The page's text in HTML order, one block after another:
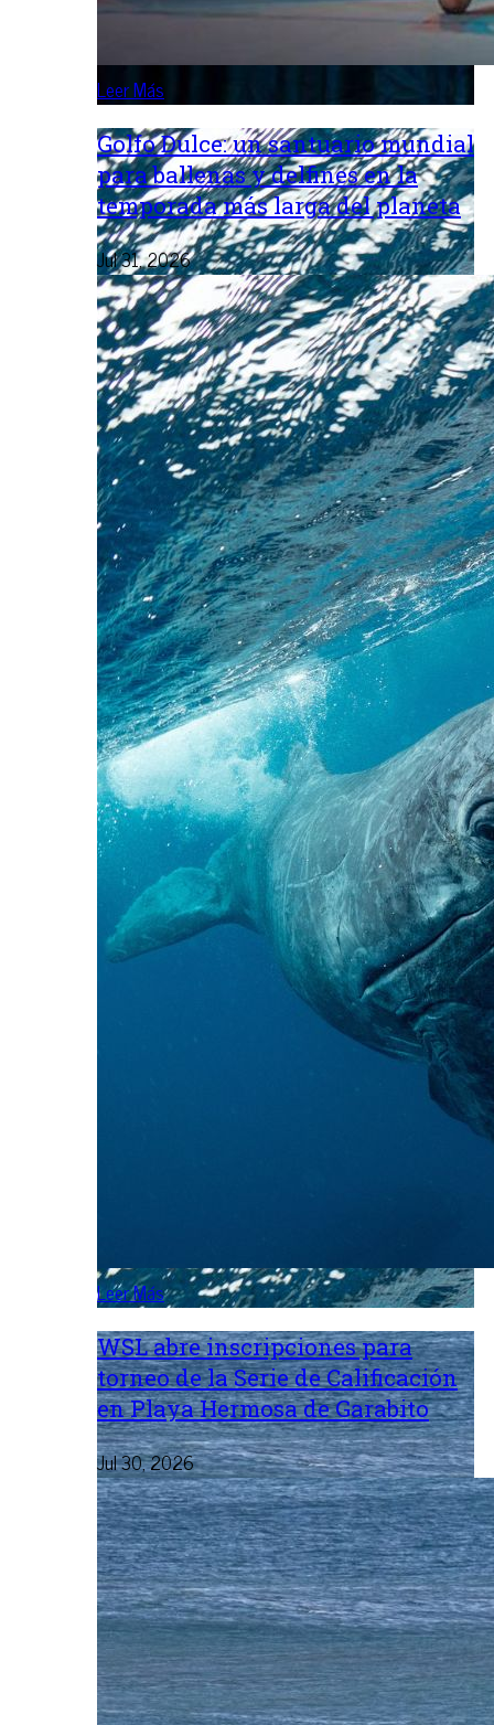
Leer Más
Golfo Dulce: un santuario mundial
para ballenas y delfines en la
temporada más larga del planeta
Jul 31, 2026
Leer Más
WSL abre inscripciones para
torneo de la Serie de Calificación
en Playa Hermosa de Garabito
Jul 30, 2026